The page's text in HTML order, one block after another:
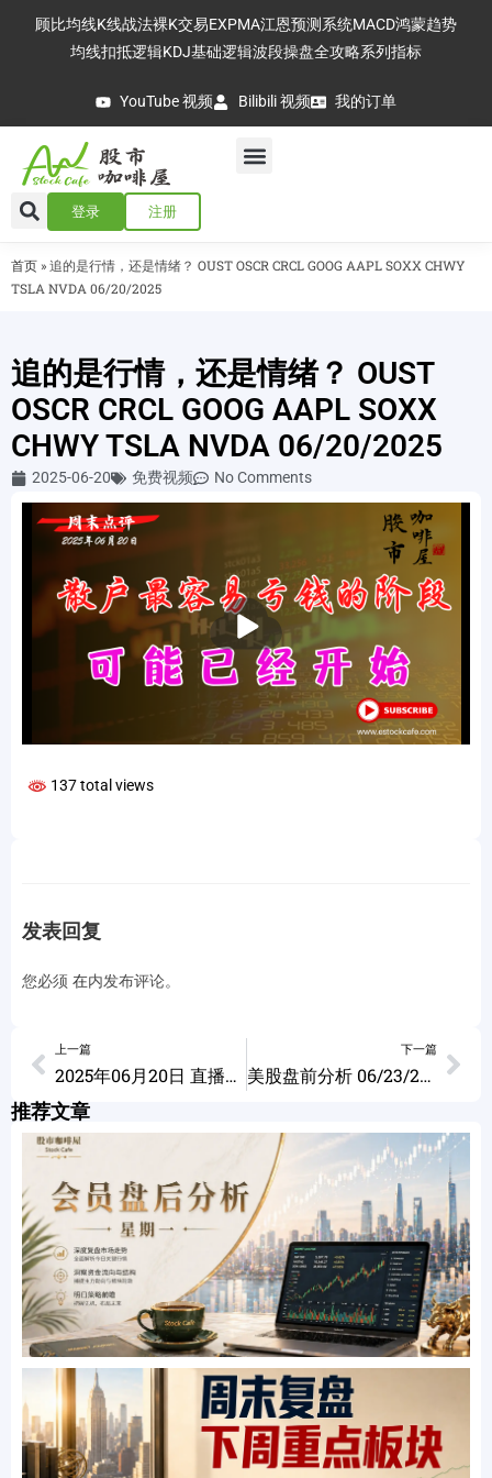
顾比均线K线战法裸K交易EXPMA江恩预测系统MACD鸿蒙趋势
均线扣抵逻辑KDJ基础逻辑波段操盘全攻略系列指标
YouTube 视频 Bilibili 视频 我的订单
登录 注册
首页 » 追的是行情，还是情绪？ OUST OSCR CRCL GOOG AAPL SOXX CHWY
TSLA NVDA 06/20/2025
追的是行情，还是情绪？ OUST
OSCR CRCL GOOG AAPL SOXX
CHWY TSLA NVDA 06/20/2025
2025-06-20 免费视频 No Comments
播
放
137 total views
发表回复
您必须 在内发布评论。
上一篇
2025年06月20日 直播回放 迎驾贡酒 OSCR RNMBY RDDT HIMS AMD CRCL ALAB CVNA RXRX
下一篇
美股盘前分析 06/23/2025
推荐文章